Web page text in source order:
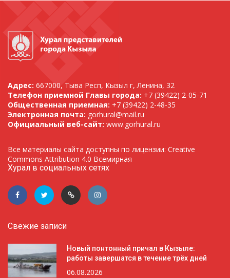
Адрес: 667000, Тыва Респ, Кызыл г, Ленина, 32
Телефон приемной Главы города: +7 (39422) 2-05-71
Общественная приемная: +7 (39422) 2-48-35
Электронная почта: gorhural@mail.ru
Официальный веб-сайт: www.gorhural.ru
Все материалы сайта доступны по лицензии: Creative
Commons Attribution 4.0 Всемирная
Хурал в социальных сетях
Свежие записи
Новый понтонный причал в Кызыле:
работы завершатся в течение трёх дней
06.08.2026